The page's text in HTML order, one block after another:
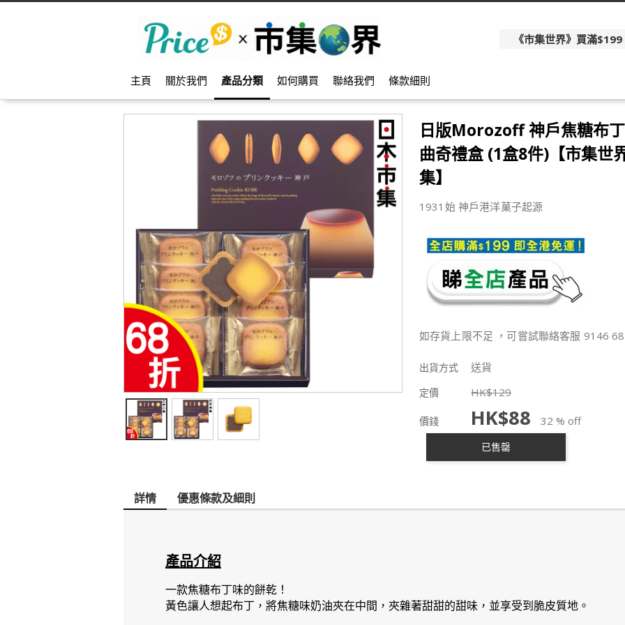
《市集世界》買滿
主頁 關於我們 產品分類 如何購買 聯絡我們 條款細則
日版Morozoff 神戶焦糖布
曲奇禮盒 (1盒8件)【市集世
集】
1931始 神戶港洋菓子起源
如存貨上限不足 ，可嘗試聯絡客服 9146
出貨方式 送貨
定價 HK$129
價錢 HK$88 32 % off
已售罄
詳情 優惠條款及細則
產品介紹
一款焦糖布丁味的餅乾！
黃色讓人想起布丁，將焦糖味奶油夾在中間，夾雜著甜甜的甜味，並享受到脆皮質地。